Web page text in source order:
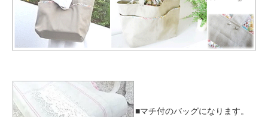
■マチ付のバッグになります。